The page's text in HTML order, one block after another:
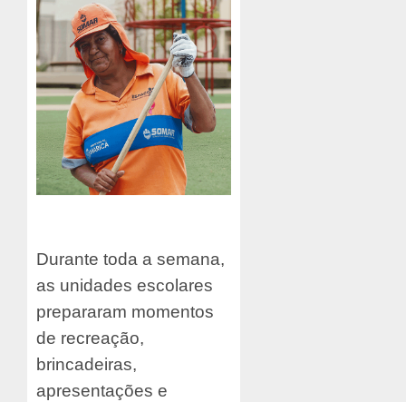
Durante toda a semana,
as unidades escolares
prepararam momentos
de recreação,
brincadeiras,
apresentações e